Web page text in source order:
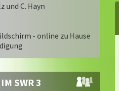
und C. Hayn
- online zu Hause
SWR 3